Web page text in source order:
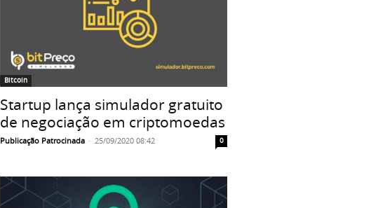
Bitcoin
Startup lança simulador gratuito
de negociação em criptomoedas
Publicação Patrocinada - 25/09/2020 08:42 0